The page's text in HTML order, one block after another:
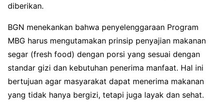
diberikan.
BGN menekankan bahwa penyelenggaraan Program
MBG harus mengutamakan prinsip penyajian makanan
segar (fresh food) dengan porsi yang sesuai dengan
standar gizi dan kebutuhan penerima manfaat. Hal ini
bertujuan agar masyarakat dapat menerima makanan
yang tidak hanya bergizi, tetapi juga layak dan sehat.